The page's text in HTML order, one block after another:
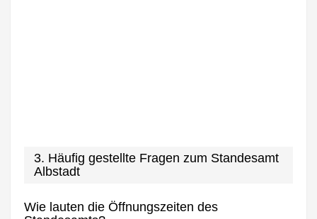
3. Häufig gestellte Fragen zum Standesamt
Albstadt
Wie lauten die Öffnungszeiten des